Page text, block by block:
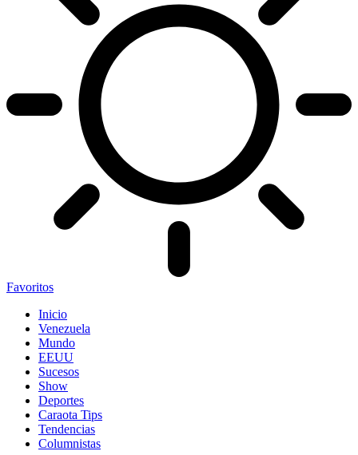
Favoritos
Inicio
Venezuela
Mundo
EEUU
Sucesos
Show
Deportes
Caraota Tips
Tendencias
Columnistas